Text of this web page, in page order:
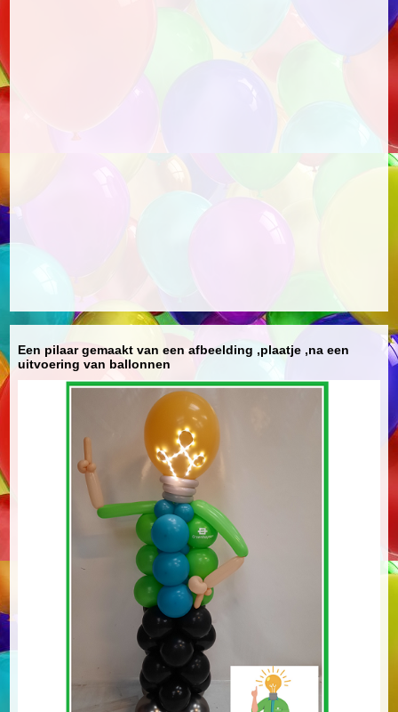
Een pilaar gemaakt van een afbeelding ,plaatje ,na een
uitvoering van ballonnen